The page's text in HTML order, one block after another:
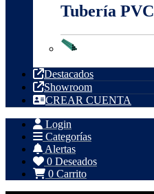
Tubería PVC
Destacados
Showroom
CREAR CUENTA
Login
Categorías
Alertas
0 Deseados
0 Carrito